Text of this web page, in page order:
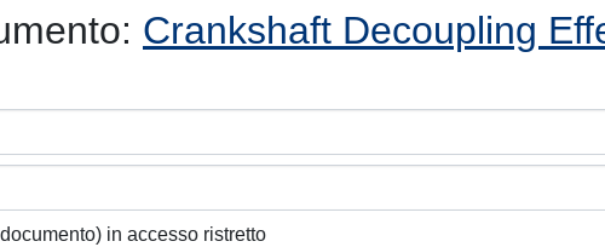
Crankshaft Decoupling
in accesso ristretto